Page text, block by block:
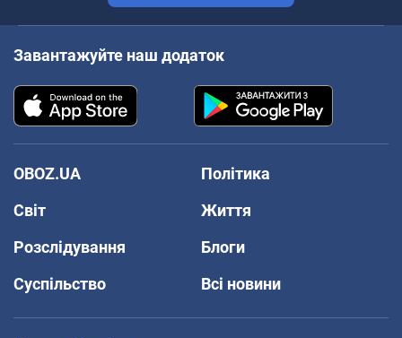
Завантажуйте наш додаток
OBOZ.UA
Політика
Світ
Життя
Розслідування
Блоги
Суспільство
Всі новини